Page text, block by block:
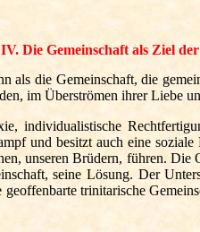
IV. Die Gemeinschaft als Ziel
die Gemeinschaft, die
im Überströmen ihrer Liebe
individualistische
und besitzt auch eine
unserenBrüdern, führen. Die
seine Lösung. Der
trinitarische